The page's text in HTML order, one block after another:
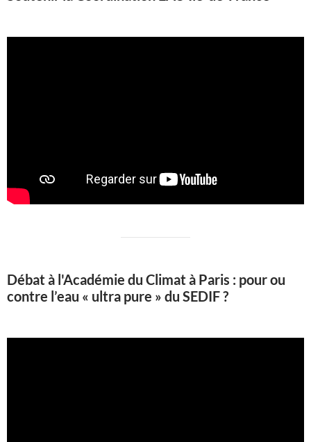
Débat à l'Académie du Climat à Paris : pour ou
contre l’eau « ultra pure » du SEDIF ?